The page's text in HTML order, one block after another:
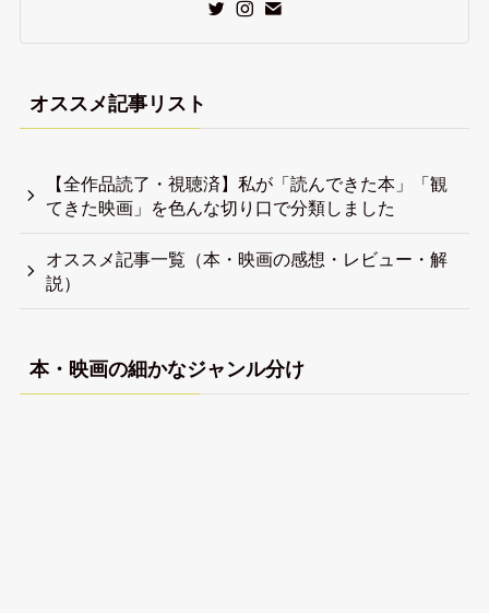
オススメ記事リスト
【全作品読了・視聴済】私が「読んできた本」「観
てきた映画」を色んな切り口で分類しました
オススメ記事一覧（本・映画の感想・レビュー・解
説）
本・映画の細かなジャンル分け